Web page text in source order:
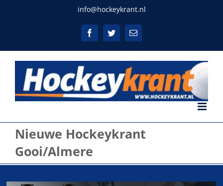
info@hockeykrant.nl
FacebookTwitterE-
mail
Nieuwe Hockeykrant
Gooi/Almere